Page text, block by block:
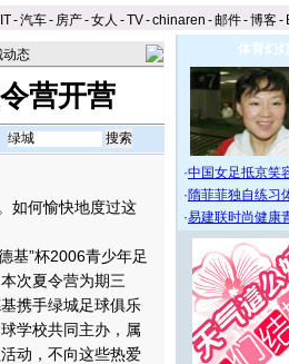
IT-汽车- 房产-女人 -TV-chinaren -邮件-博客-
动态
营开营
如何愉快地度过这
”杯2006青少年足
本次夏令营为期三
携手绿城足球俱乐
学校共同主办，属
动，不向这些热爱
体育幻
·中国女足抵京笑
·隋菲菲独自练习
·易建联时尚健康